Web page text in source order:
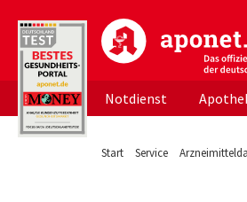
aponet.de - Das
Notdienst
Start Service